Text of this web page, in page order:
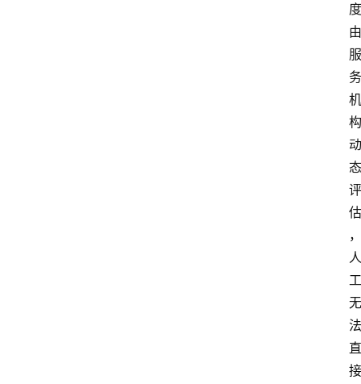
度
由
服
务
机
构
动
态
评
估
，
人
工
无
法
直
接